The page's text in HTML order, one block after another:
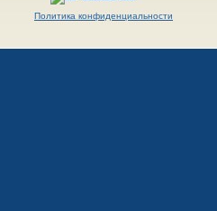
Политика конфиденциальности